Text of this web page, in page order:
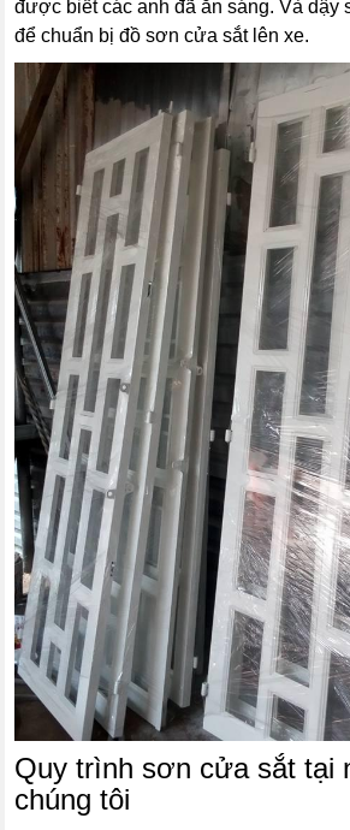
được biết các anh đã ăn sáng. Và dậy
để chuẩn bị đồ sơn cửa sắt lên xe.
Quy trình sơn cửa sắt tại
chúng tôi